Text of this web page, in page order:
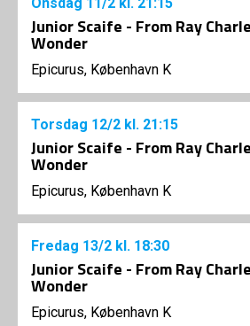
Junior Scaife - From Ray
Wonder
Epicurus, København K
Torsdag 12/2 kl. 21:15
Junior Scaife - From Ray
Wonder
Epicurus, København K
Fredag 13/2 kl. 18:30
Junior Scaife - From Ray
Wonder
Epicurus, København K